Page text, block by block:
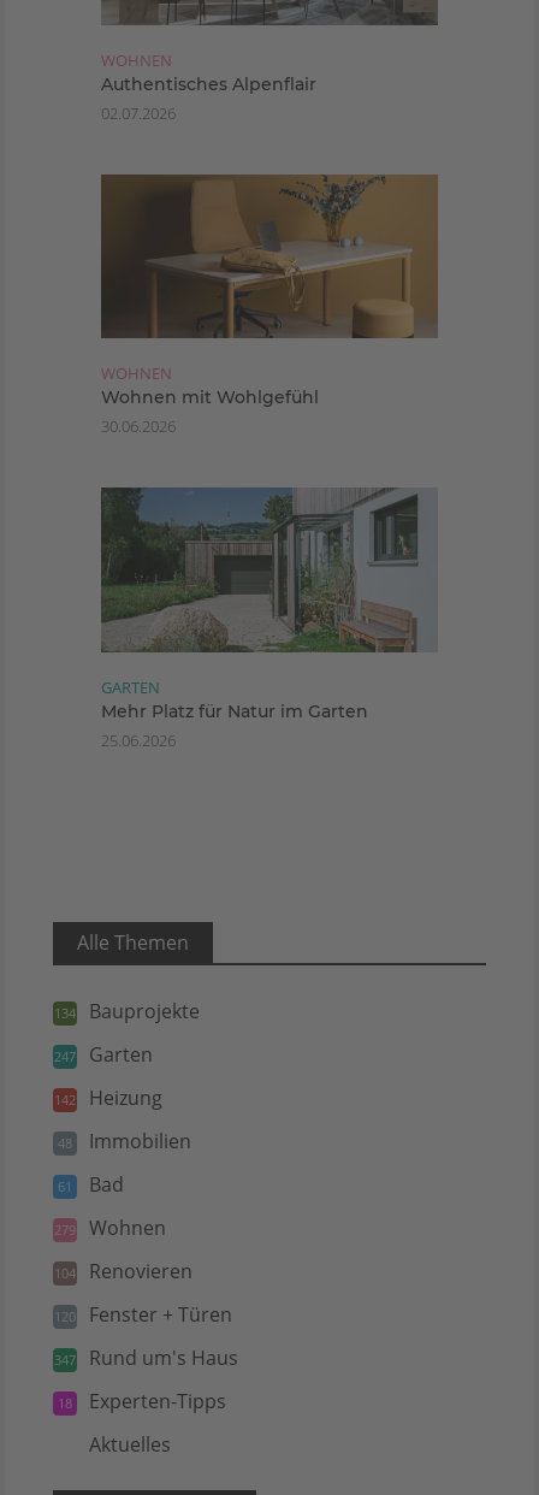
WOHNEN
Authentisches Alpenflair
02.07.2026
WOHNEN
Wohnen mit Wohlgefühl
30.06.2026
GARTEN
Mehr Platz für Natur im Garten
25.06.2026
Alle Themen
134 Bauprojekte
247 Garten
142 Heizung
48 Immobilien
61 Bad
279 Wohnen
104 Renovieren
120 Fenster + Türen
347 Rund um's Haus
18 Experten-Tipps
Aktuelles